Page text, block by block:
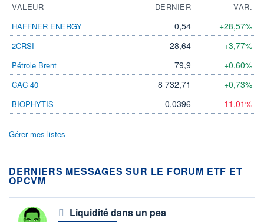
VALEUR DERNIER
VAR.
HAFFNER ENERGY
0,54 +28,57%
2CRSI 28,64 +3,77%
Pétrole Brent 79,9 +0,60%
CAC 40 8 732,71 +0,73%
BIOPHYTIS 0,0396 -11,01%
Gérer mes listes
DERNIERS MESSAGES SUR LE FORUM ETF ET
OPCVM
Liquidité dans un pea